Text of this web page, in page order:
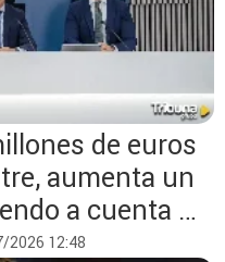
de euros
aumenta un
a cuenta y
comercial
2026 12:48